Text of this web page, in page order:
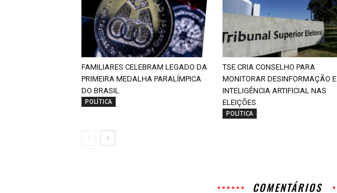
FAMILIARES CELEBRAM LEGADO DA
PRIMEIRA MEDALHA PARALÍMPICA
DO BRASIL
POLÍTICA
TSE CRIA CONSELHO PARA
MONITORAR DESINFORMAÇÃO E
INTELIGÊNCIA ARTIFICIAL NAS
ELEIÇÕES
POLÍTICA
COMENTÁRIOS